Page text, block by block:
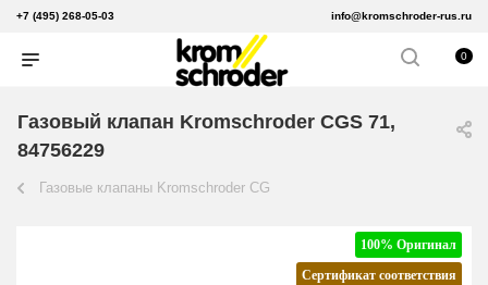
+7 (495) 268-05-03 info@kromschroder-rus.ru
0
Газовый клапан Kromschroder CGS 71,
84756229
Газовые клапаны Kromschroder CG
100% Оригинал
Сертификат соответствия